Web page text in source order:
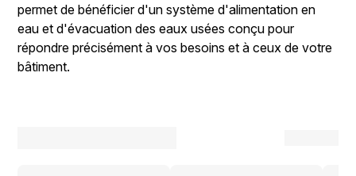
permet de bénéficier d'un système d'alimentation en
eau et d'évacuation des eaux usées conçu pour
répondre précisément à vos besoins et à ceux de votre
bâtiment.